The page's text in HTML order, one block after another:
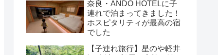
奈良・ANDO HOTELに子
連れで泊まってきました！
ホスピタリティが最高の宿
でした
【子連れ旅行】星のや軽井